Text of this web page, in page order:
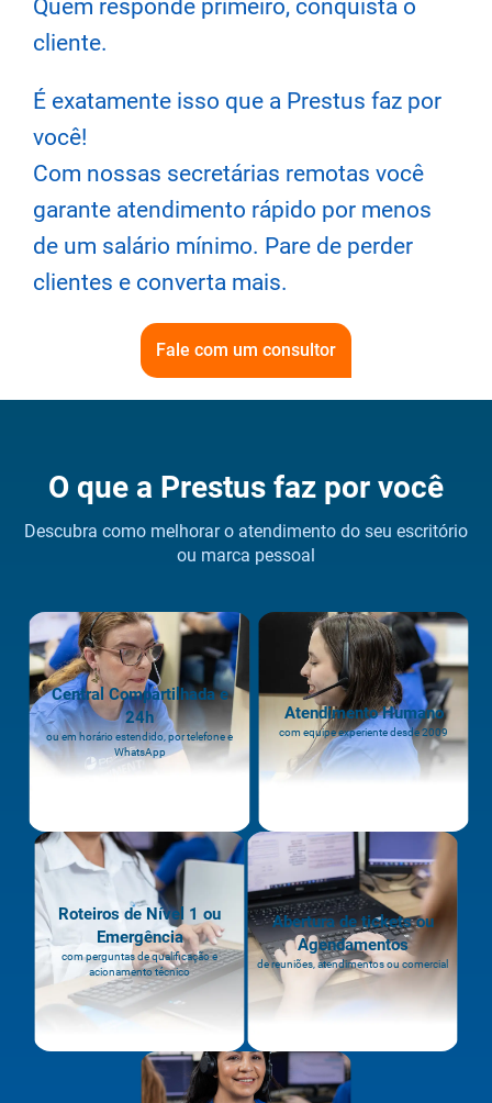
Quem responde primeiro, conquista o
cliente.
É exatamente isso que a Prestus faz por
você!
Com nossas secretárias remotas você
garante atendimento rápido por menos
de um salário mínimo. Pare de perder
clientes e converta mais.
Fale com um consultor
O que a Prestus faz por você
Descubra como melhorar o atendimento do seu escritório
ou marca pessoal
Central Compartilhada e
24h
ou em horário estendido, por telefone e
WhatsApp
Atendimento Humano
com equipe experiente desde 2009
Roteiros de Nível 1 ou
Emergência
com perguntas de qualificação e
acionamento técnico
Abertura de tickets ou
Agendamentos
de reuniões, atendimentos ou comercial